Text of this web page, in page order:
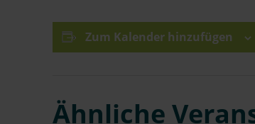
Zum Kalender hinzufügen
Ähnliche